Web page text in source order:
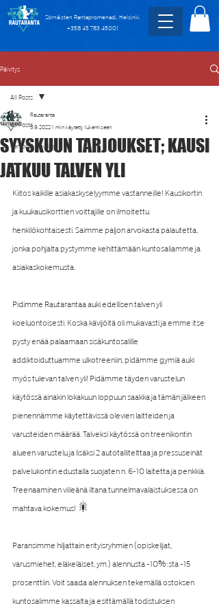
Sörnäisten Rantapromenadi, Helsinki
+358 45 783 45001
Päivitys
All Posts
Personal Training
All Posts
SYYSKUUN TARJOUKSET; KAUSI
JATKUU TALVEN YLI
Rautaranta
5.9.20221 min käytetty lukemiseen
Kiitos kaikille asiakaskyselyymme vastanneille! Kausikortin
ja kuukausikorttien voittajille on ilmoitettu
henkilökohtaisesti. Saimme paljon arvokasta palautetta,
jonka pohjalta pystymme kehittämään kuntosaliamme ja
asiakaskokemusta.
Pidimme Rautarantaa auki edellisen talven yli
koeluontoisesti. Koska kävijöitä oli mukavasti ja emme itse
pysty enää palaamaan sisäkuntosalille
addiktoiduttuamme ulkotreeniin, pidämme gymiä auki
myös tulevan talven yli! Pidämme täyden varustelun
käytössä ainakin lokakuun loppuun saakka ja tämän jälkeen
pienennämme käytettävissä olevien laitteiden ja
varusteiden määrää. Talveksi käytössä on treenikontin
alueen varustelu ja lisäksi 2 autotallitelttaa ja pressuseinät
palvelukontin edustalla suojaten n. 6-10 laitetta ja penkkiä.
Treenaaminen viileänä iltana tunnelmavalaistuksessa on
mahtava kokemus! 🎇
Paransimme hiljattain erityisryhmien (opiskelijat,
varusmiehet, eläkeläiset, ym.) alennusta -10%:sta -15
prosenttiin. Voit saada alennuksen tekemällä ostoksen
kuntosalimme kassalta ja esittämällä todistuksen